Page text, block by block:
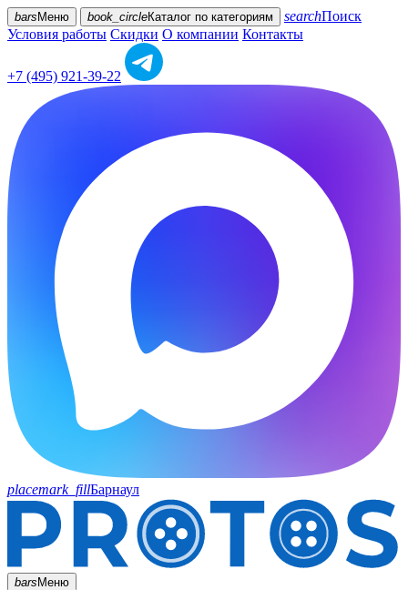
bars Меню book_circleКаталог по категориям searchПоиск
Условия работы Скидки О компании Контакты
+7 (495) 921-39-22
placemark_fillБарнаул
barsМеню